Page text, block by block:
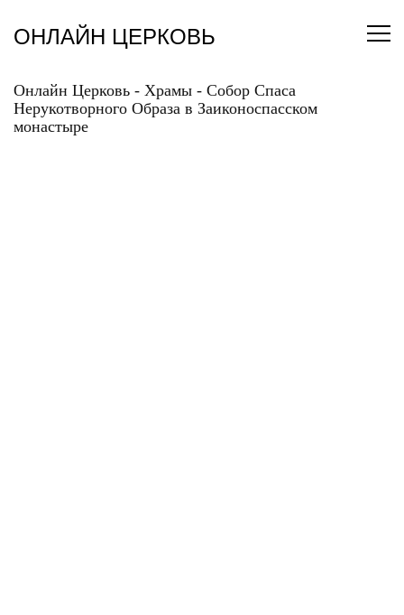
содержанию
ОНЛАЙН ЦЕРКОВЬ
Онлайн Церковь - Храмы - Собор Спаса
Нерукотворного Образа в Заиконоспасском
монастыре